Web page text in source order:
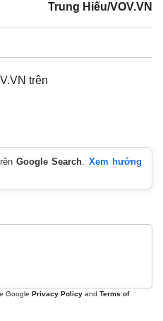
Ô tô - Xe máy
Ô tô
Tư vấn
Trung Hiếu/VOV.VN
trên
Google Search. Xem hướng
Google Privacy Policy and Terms of